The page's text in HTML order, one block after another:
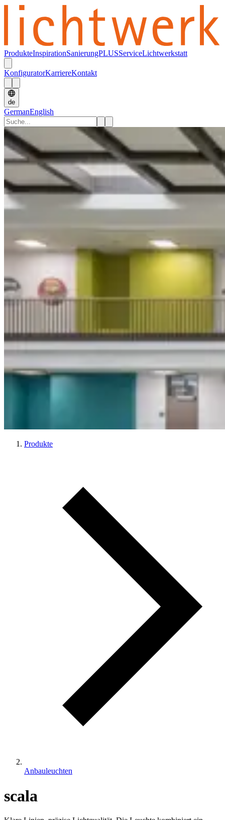
ProdukteInspirationSanierungPLUSServiceLichtwerkstatt
KonfiguratorKarriereKontakt
de
GermanEnglish
Produkte
Anbauleuchten
scala